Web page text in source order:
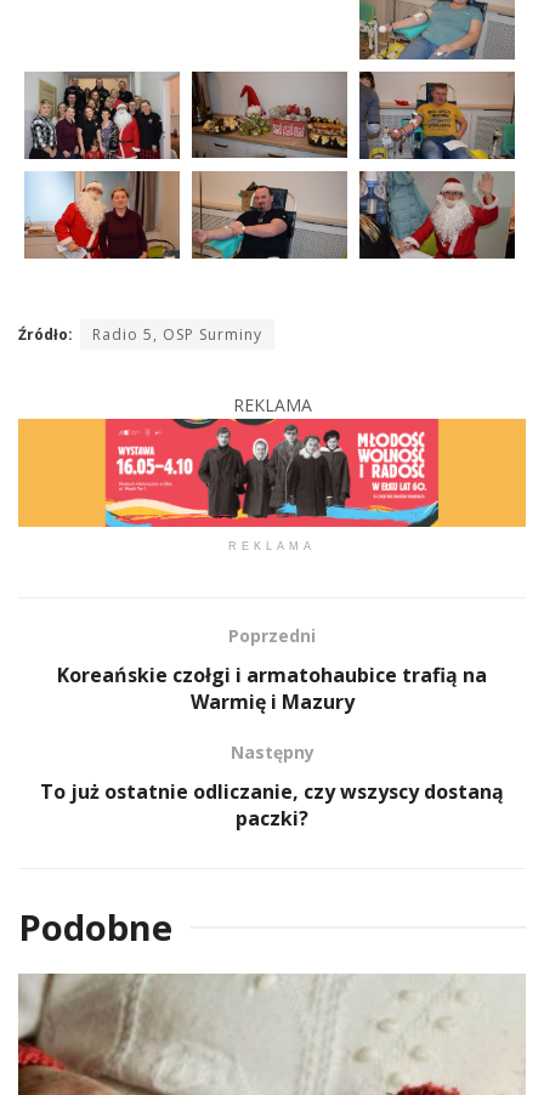
Źródło: Radio 5, OSP Surminy
REKLAMA
REKLAMA
Poprzedni
Koreańskie czołgi i armatohaubice trafią na
Warmię i Mazury
Następny
To już ostatnie odliczanie, czy wszyscy dostaną
paczki?
Podobne